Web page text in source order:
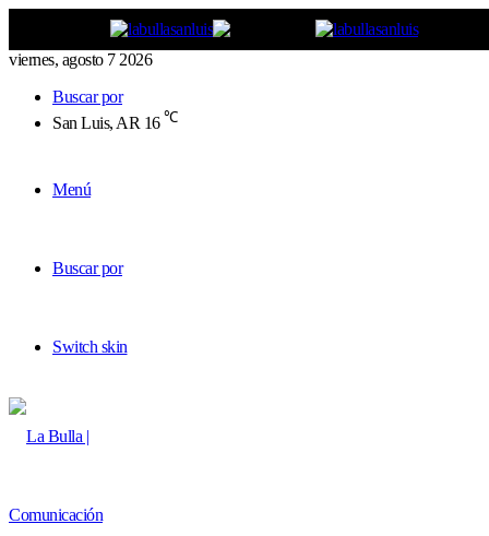
viernes, agosto 7 2026
Buscar por
San Luis, AR 16 ℃
Menú
Buscar por
Switch skin